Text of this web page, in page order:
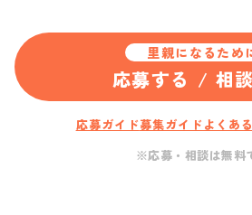
里親になるため
応募する / 相
応募ガイド募集ガイド よくあ
※応募・相談は無料